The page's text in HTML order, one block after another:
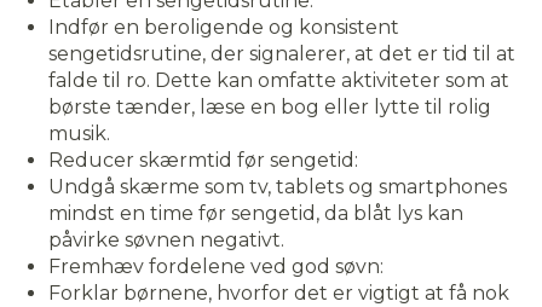
Indfør en beroligende og konsistent
sengetidsrutine, der signalerer, at det er tid til at
falde til ro. Dette kan omfatte aktiviteter som at
børste tænder, læse en bog eller lytte til rolig
musik.
Reducer skærmtid før sengetid:
Undgå skærme som tv, tablets og smartphones
mindst en time før sengetid, da blåt lys kan
påvirke søvnen negativt.
Fremhæv fordelene ved god søvn:
Forklar børnene, hvorfor det er vigtigt at få nok